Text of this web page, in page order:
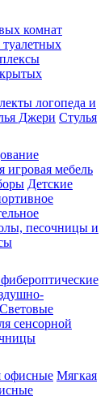
комнат
туалетных
логопеда и
Джери Стулья
игровая мебель
Детские
песочницы и
Световые
сенсорной
офисные Мягкая